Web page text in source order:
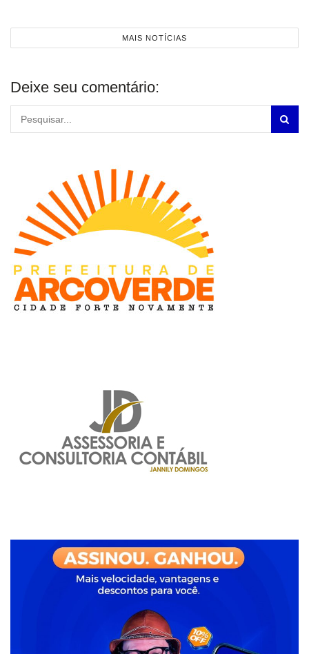
MAIS NOTÍCIAS
Deixe seu comentário: